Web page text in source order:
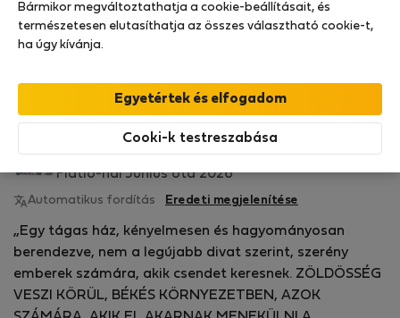
StayProtection Stay Benefits
Az Ön tartózkodását ebben az ingatlanban a
tartalmazza a Stay Benefits csomagot!Bővebben
Bérelhető ház
florin M.
Flatio-nál Június óta 2026
Automatikus fordítás Eredeti megjelenítése
„Egy tágas ház, kényelmesen és hagyományosan
berendezve, nem a legújabb divat szerint, szerény
emberek számára, akik csendet keresnek. ZÖLDÖSSÉG
VESZI KÖRÜL, BÉKÉS KÖRNYEZETBEN, AZOK
Bármikor megváltoztathatja a cookie-beállításait, és
természetesen elutasíthatja az összes választható cookie-t,
ha úgy kívánja.
Cooki-k testreszabása